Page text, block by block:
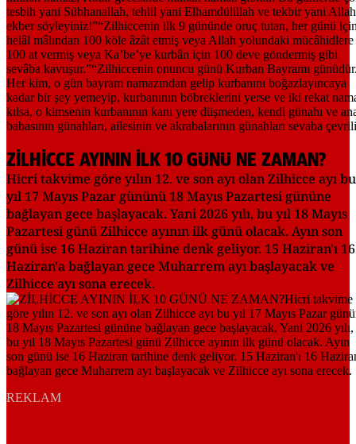
ZİLHİCCE AYININ İLK 10 GÜNÜ NE ZAMAN?
Hicri takvime göre yılın 12. ve son ayı olan Zilhicce ayı bu
yıl 17 Mayıs Pazar gününü 18 Mayıs Pazartesi gününe
bağlayan gece başlayacak. Yani 2026 yılı, bu yıl 18 Mayıs
Pazartesi günü Zilhicce ayının ilk günü olacak. Ayın son
günü ise 16 Haziran tarihine denk geliyor. 15 Haziran'ı 16
Haziran'a bağlayan gece Muharrem ayı başlayacak ve
Zilhicce ayı sona erecek.
REKLAM